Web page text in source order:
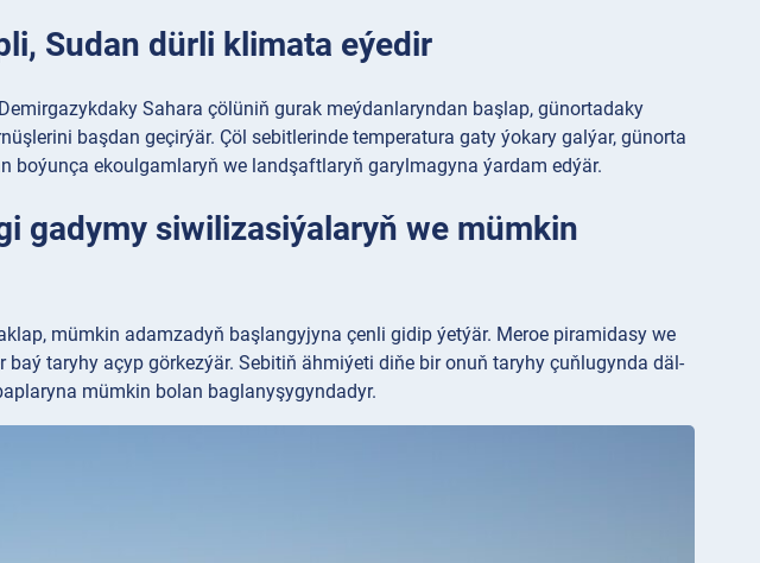
Sudan dürli klimata eýedir
Sahara çölüniň gurak meýdanlaryndan başlap, günortadaky
başdan geçirýär. Çöl sebitlerinde temperatura gaty ýokary galýar, günorta
boýunça ekoulgamlaryň we landşaftlaryň garylmagyna ýardam edýär.
gadymy siwilizasiýalaryň we mümkin
mümkin adamzadyň başlangyjyna çenli gidip ýetýär. Meroe piramidasy we
taryhy açyp görkezýär. Sebitiň ähmiýeti diňe bir onuň taryhy çuňlugynda däl-
mümkin bolan baglanyşygyndadyr.